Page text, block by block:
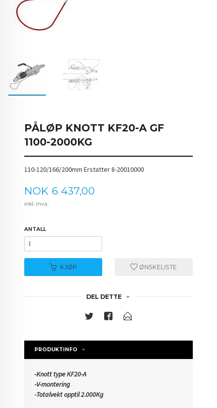
PÅLØP KNOTT KF20-A GF
1100-2000KG
110-120/166/200mm Erstatter 8-20010000
Pris
NOK 6 437,00
inkl. mva.
ANTALL
KJØP ØNSKELISTE
DEL DETTE
PRODUKTINFO
-Knott type KF20-A
-V-montering
-Totalvekt opptil 2.000Kg